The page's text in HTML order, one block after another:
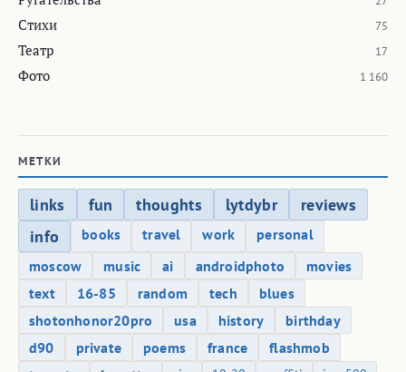
Стихи 75
Театр 17
Фото 1 160
МЕТКИ
links fun thoughts lytdybr
reviews
info
books travel work
personal
moscow
music ai androidphoto
movies
text
16-85 random tech
blues
shotonhonor20pro
usa history
birthday
d90
private poems france
flashmob